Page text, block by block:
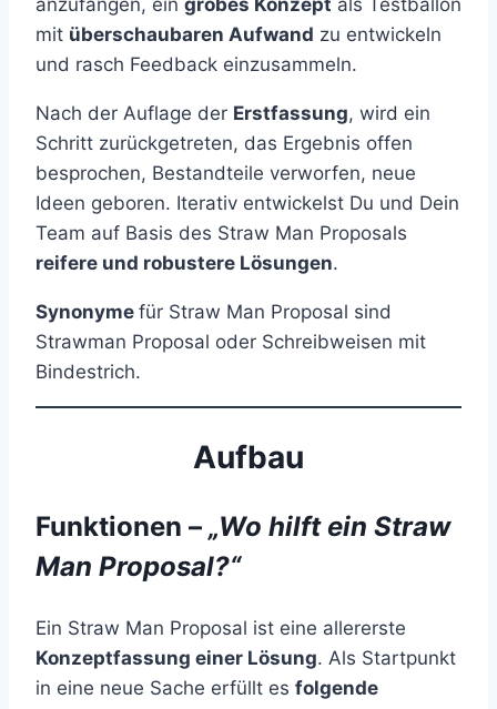
anzufangen, ein grobes Konzept als Testballon
mit überschaubaren Aufwand zu entwickeln
und rasch Feedback einzusammeln.
Nach der Auflage der Erstfassung, wird ein
Schritt zurückgetreten, das Ergebnis offen
besprochen, Bestandteile verworfen, neue
Ideen geboren. Iterativ entwickelst Du und Dein
Team auf Basis des Straw Man Proposals
reifere und robustere Lösungen.
Synonyme für Straw Man Proposal sind
Strawman Proposal oder Schreibweisen mit
Bindestrich.
Aufbau
Funktionen – „Wo hilft ein Straw
Man Proposal?“
Ein Straw Man Proposal ist eine allererste
Konzeptfassung einer Lösung. Als Startpunkt
in eine neue Sache erfüllt es folgende